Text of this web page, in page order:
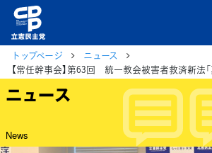
トップページ
ニュース
ニュース
News